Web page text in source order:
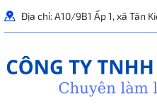
Địa chỉ: A10/9B1 Ấp 1, xã Tân